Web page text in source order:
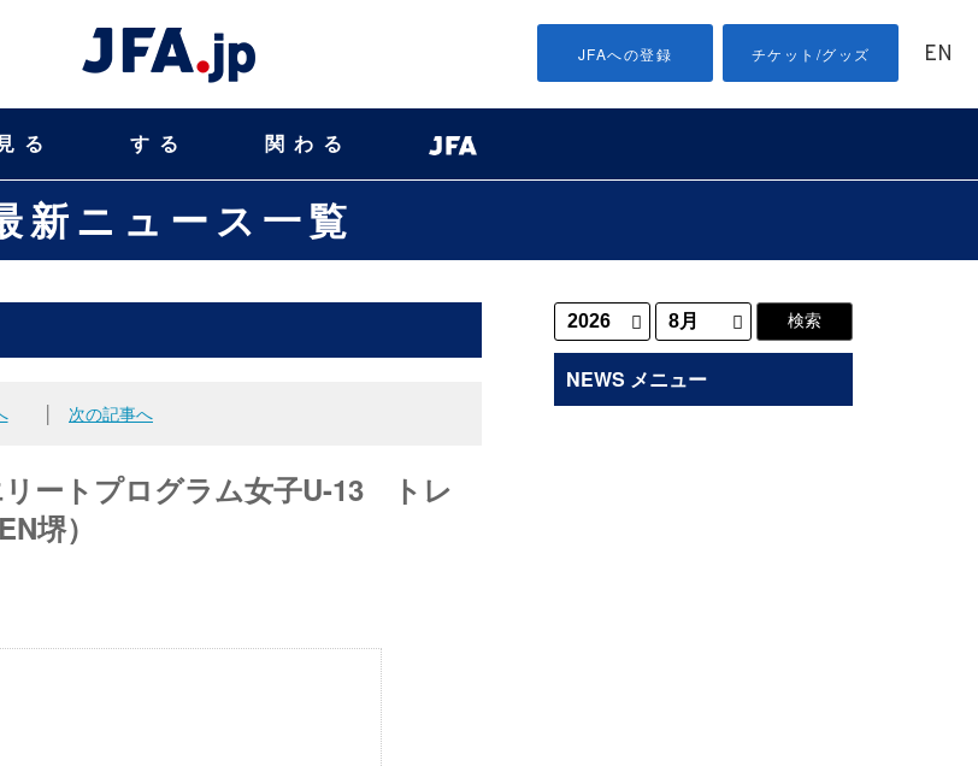
JFAへの登録 チケット/グッズ EN
見る する 関わる
新ニュース一覧
次の記事へ
ートプログラム女子U-13 トレ
堺）
NEWS メニュー